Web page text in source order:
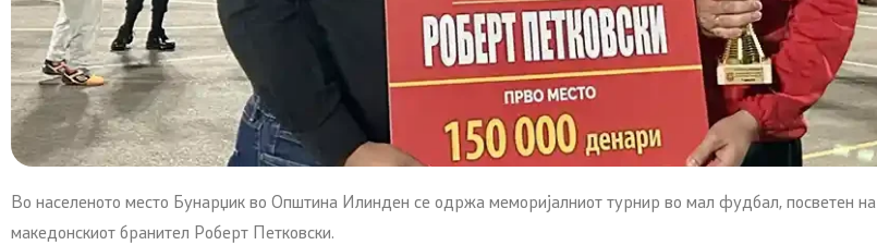
Во населеното место Бунарџик во Општина Илинден се одржа меморијалниот турнир во мал фудбал, посветен на
македонскиот бранител Роберт Петковски.